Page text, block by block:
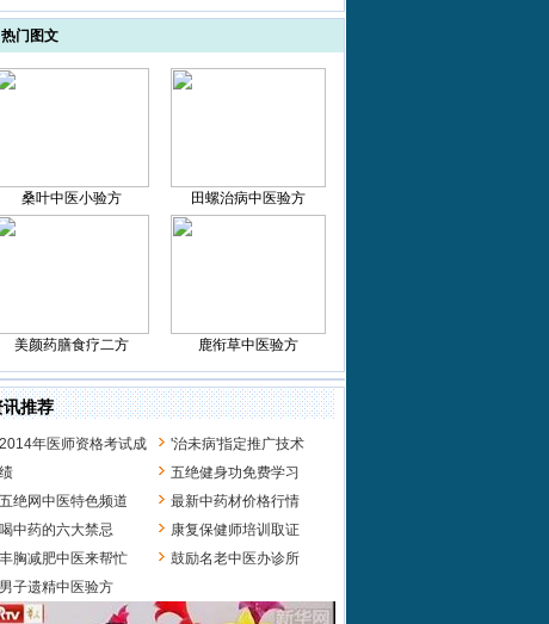
热门图文
桑叶中医小验方 田螺治病中医验方
美颜药膳食疗二方 鹿衔草中医验方